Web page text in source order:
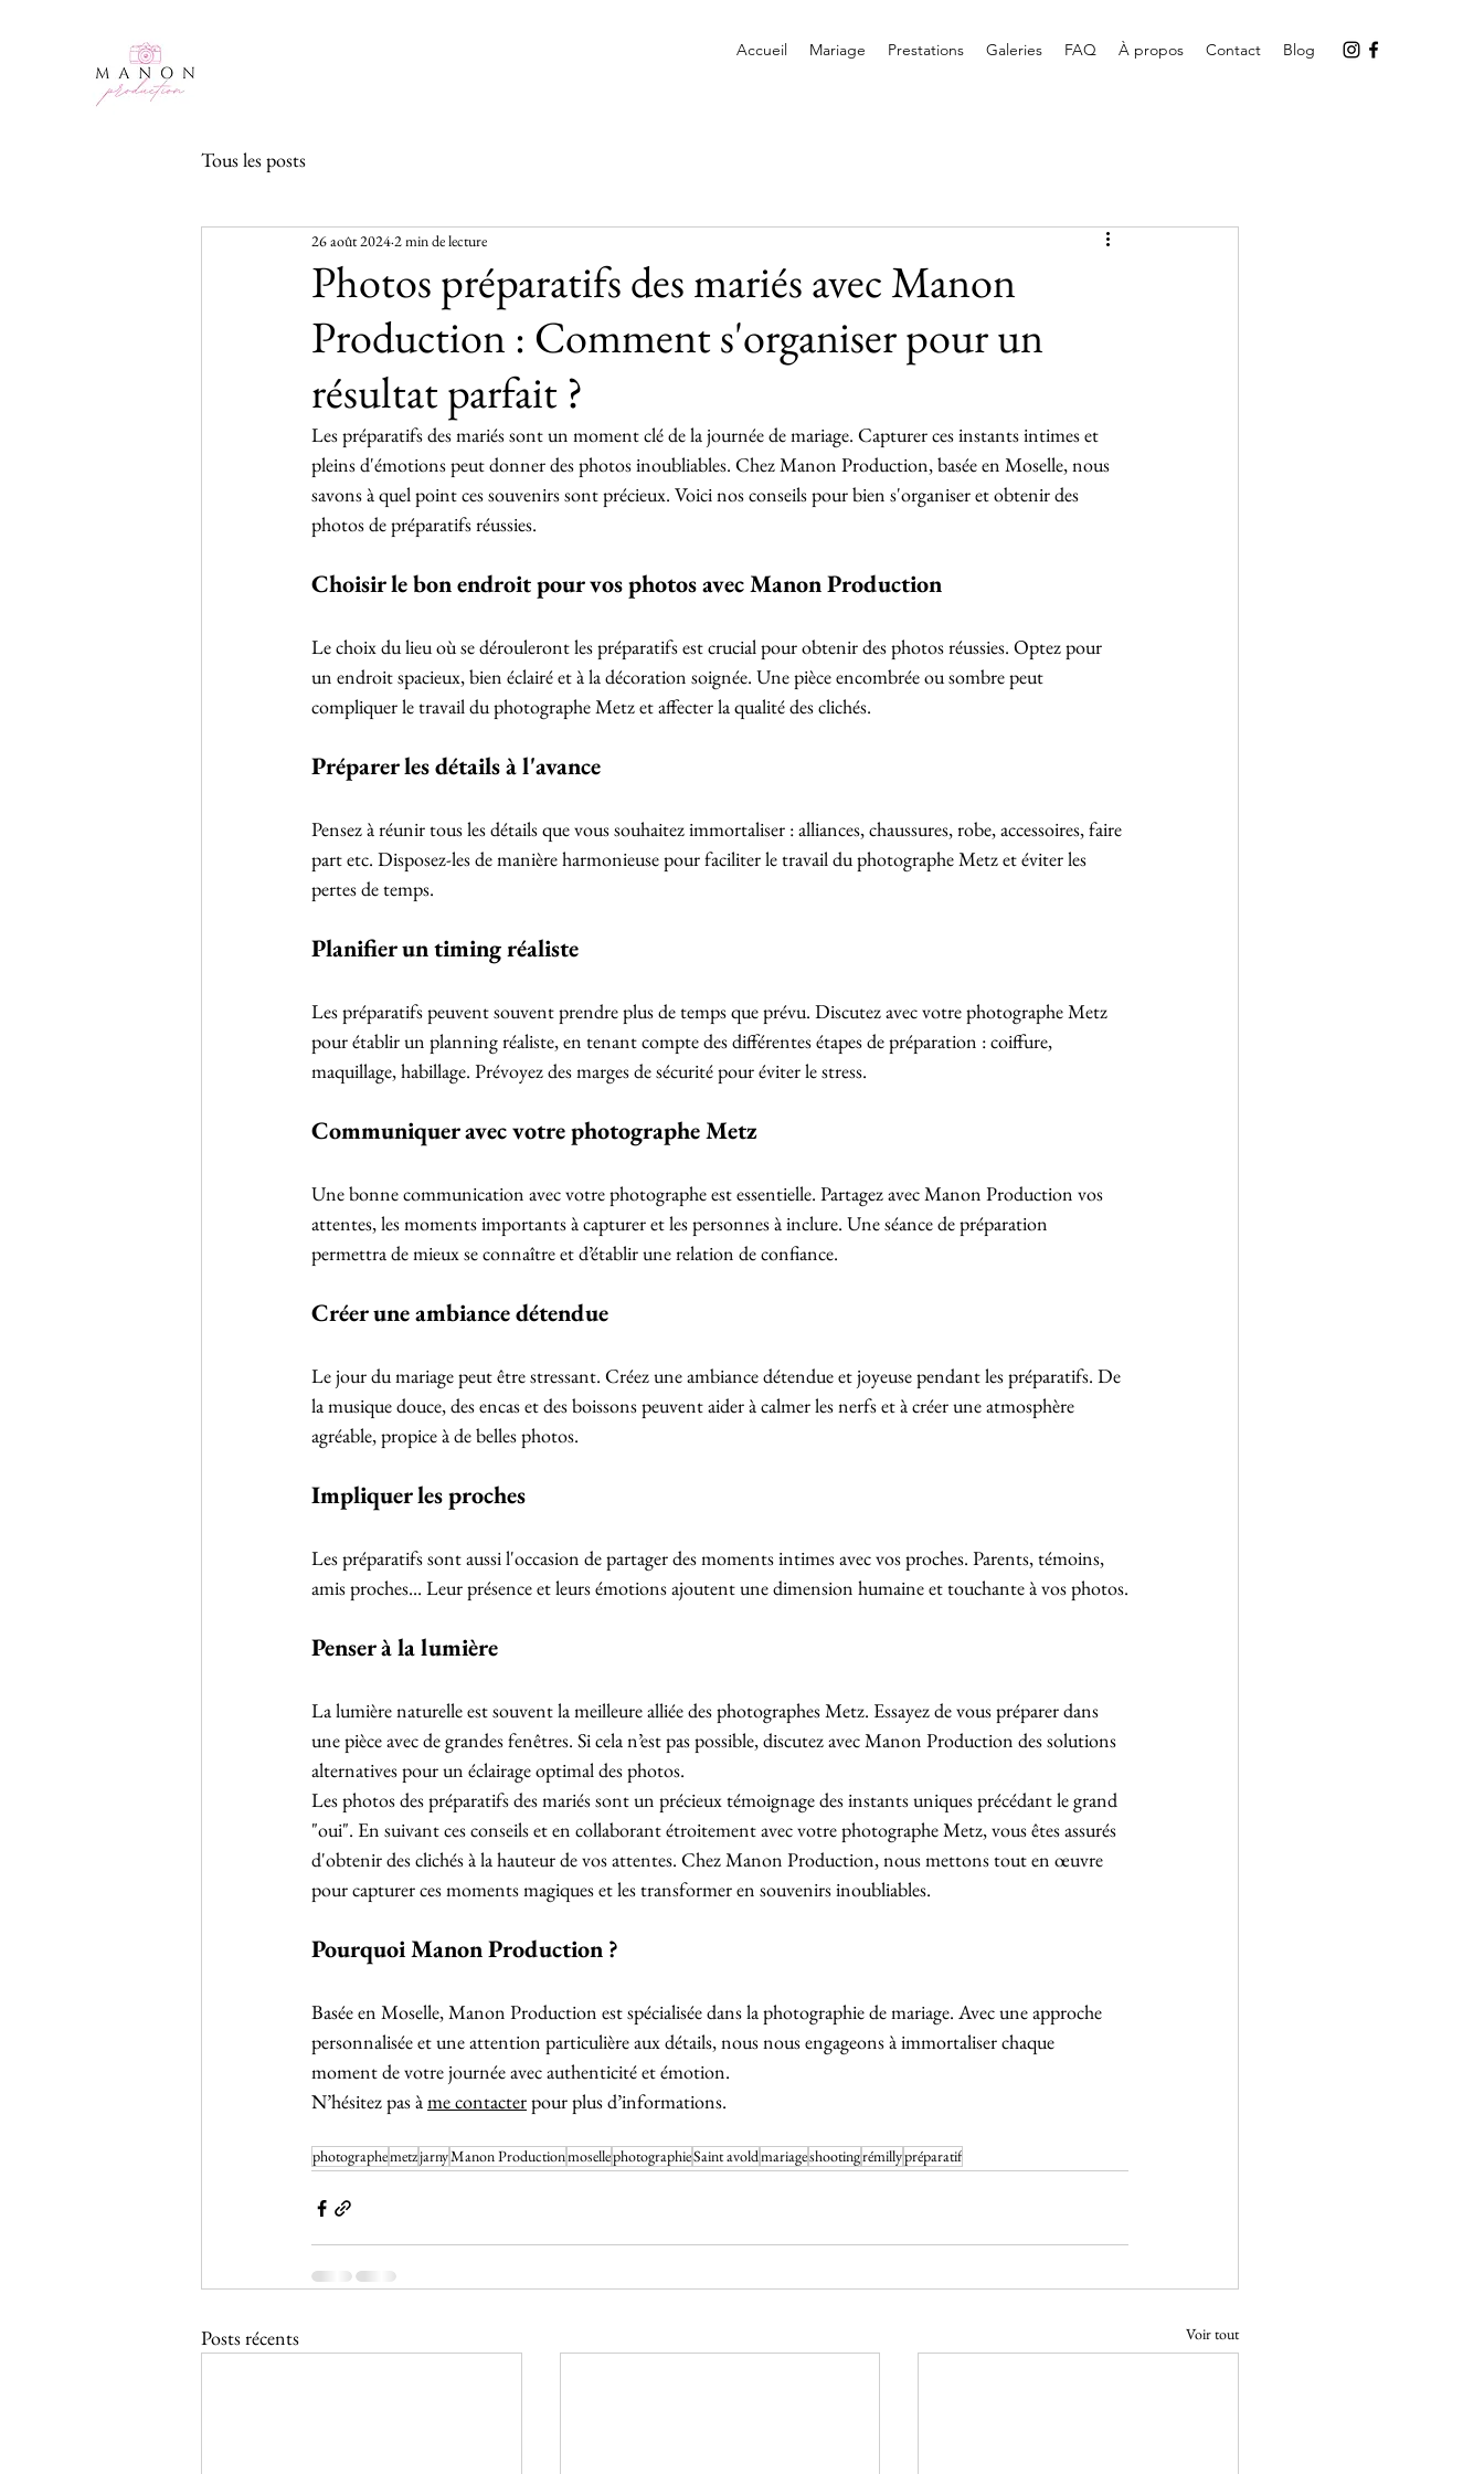
Accueil Mariage Prestations Galeries FAQ À propos Contact Blog
Tous les posts
Photos préparatifs des mariés avec Manon
Production : Comment s'organiser pour un
résultat parfait ?
26 août 2024 2 min de lecture
Les préparatifs des mariés sont un moment clé de la journée de mariage. Capturer ces instants intimes et
pleins d'émotions peut donner des photos inoubliables. Chez Manon Production, basée en Moselle, nous
savons à quel point ces souvenirs sont précieux. Voici nos conseils pour bien s'organiser et obtenir des
photos de préparatifs réussies.
Choisir le bon endroit pour vos photos avec Manon Production
Le choix du lieu où se dérouleront les préparatifs est crucial pour obtenir des photos réussies. Optez pour
un endroit spacieux, bien éclairé et à la décoration soignée. Une pièce encombrée ou sombre peut
compliquer le travail du photographe Metz et affecter la qualité des clichés.
Préparer les détails à l'avance
Pensez à réunir tous les détails que vous souhaitez immortaliser : alliances, chaussures, robe, accessoires, faire
part etc. Disposez-les de manière harmonieuse pour faciliter le travail du photographe Metz et éviter les
pertes de temps.
Planifier un timing réaliste
Les préparatifs peuvent souvent prendre plus de temps que prévu. Discutez avec votre photographe Metz
pour établir un planning réaliste, en tenant compte des différentes étapes de préparation : coiffure,
maquillage, habillage. Prévoyez des marges de sécurité pour éviter le stress.
Communiquer avec votre photographe Metz
Une bonne communication avec votre photographe est essentielle. Partagez avec Manon Production vos
attentes, les moments importants à capturer et les personnes à inclure. Une séance de préparation
permettra de mieux se connaître et d’établir une relation de confiance.
Créer une ambiance détendue
Le jour du mariage peut être stressant. Créez une ambiance détendue et joyeuse pendant les préparatifs. De
la musique douce, des encas et des boissons peuvent aider à calmer les nerfs et à créer une atmosphère
agréable, propice à de belles photos.
Impliquer les proches
Les préparatifs sont aussi l'occasion de partager des moments intimes avec vos proches. Parents, témoins,
amis proches... Leur présence et leurs émotions ajoutent une dimension humaine et touchante à vos photos.
Penser à la lumière
La lumière naturelle est souvent la meilleure alliée des photographes Metz. Essayez de vous préparer dans
une pièce avec de grandes fenêtres. Si cela n’est pas possible, discutez avec Manon Production des solutions
alternatives pour un éclairage optimal des photos.
Les photos des préparatifs des mariés sont un précieux témoignage des instants uniques précédant le grand
"oui". En suivant ces conseils et en collaborant étroitement avec votre photographe Metz, vous êtes assurés
d'obtenir des clichés à la hauteur de vos attentes. Chez Manon Production, nous mettons tout en œuvre
pour capturer ces moments magiques et les transformer en souvenirs inoubliables.
Pourquoi Manon Production ?
Basée en Moselle, Manon Production est spécialisée dans la photographie de mariage. Avec une approche
personnalisée et une attention particulière aux détails, nous nous engageons à immortaliser chaque
moment de votre journée avec authenticité et émotion.
N’hésitez pas à me contacter pour plus d’informations.
photographemetzjarnyManon ProductionmosellephotographieSaint avoldmariageshootingrémillypréparatif
Posts récents Voir tout